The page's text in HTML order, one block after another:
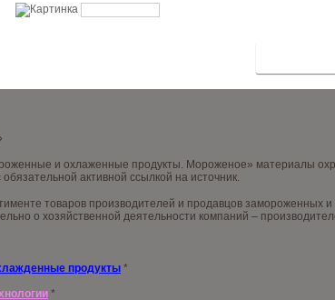
и охлаженные продукты. Мороженое» материалы
активной ссылкой на источник.
товаров производителей и продавцов замороженных
о хозяйственной деятельности компаний –
продукты *
*